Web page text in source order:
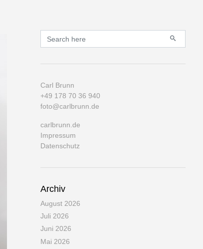
Primary
Search for:
Carl Brunn
+49 178 70 36 940
foto@carlbrunn.de
carlbrunn.de
Impressum
Datenschutz
Archiv
August 2026
Juli 2026
Juni 2026
Mai 2026